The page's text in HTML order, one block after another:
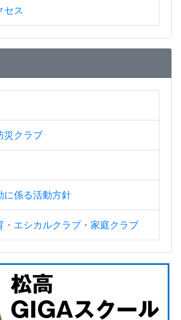
セス
災クラブ
に係る活動方針
・エシカルクラブ・家庭クラブ